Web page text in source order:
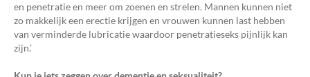
en penetratie en meer om zoenen en strelen. Mannen kunnen niet
zo makkelijk een erectie krijgen en vrouwen kunnen last hebben
van verminderde lubricatie waardoor penetratieseks pijnlijk kan
zijn.’